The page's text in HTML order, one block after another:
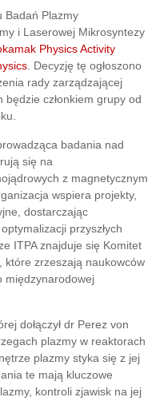
Badań Plazmy
i Laserowej Mikrosyntezy
Physics Activity
. Decyzję tę ogłoszono
rady zarządzającej
członkiem grupy od
badania nad
się na
z magnetycznym
wspiera projekty,
dostarczając
przyszłych
ITPA znajduje się Komitet
które zrzeszają naukowców
międzynarodowej
dołączył dr Perez von
plazmy w reaktorach
plazmy styka się z jej
te mają kluczowe
kontroli zjawisk na jej